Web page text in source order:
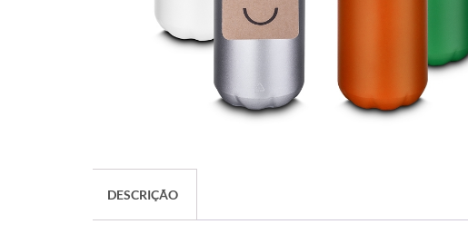
DESCRIÇÃO